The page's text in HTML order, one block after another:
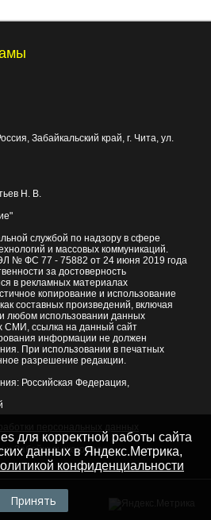
Забайкальский край, г. Чита, ул.
Н. В.
службой по надзору в сфере
и массовых коммуникаций.
№ ФС 77 - 75882 от 24 июня 2019 года
за достоверность
в рекламных материалах
копирование и использование
составных произведений, включая
любом использовании данных
СМИ, ссылка на данный сайт
информации не должен
При использовании в печатных
разрешение редакции.
Российская Федерация,
Забайкальского края
для корректной работы сайта
данных в Яндекс.Метрика,
конфиденциальности
Принять